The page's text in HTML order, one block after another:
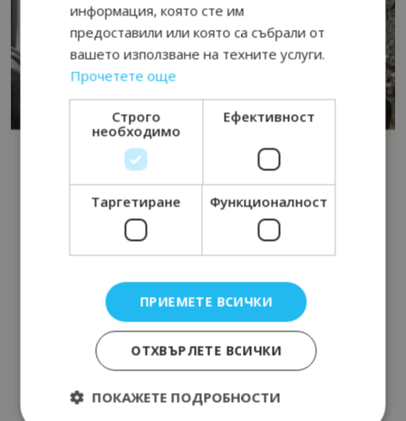
информация, която сте им
предоставили или която са събрали от
вашето използване на техните услуги.
Прочетете още
Строго
необходимо
Ефективност
Таргетиране Функционалност
ПРИЕМЕТЕ ВСИЧКИ
ОТХВЪРЛЕТЕ ВСИЧКИ
ПОКАЖЕТЕ ПОДРОБНОСТИ